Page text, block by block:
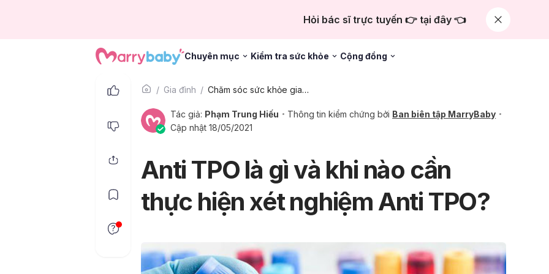
Hỏi bác sĩ trực tuyến 👉 tại đây 👈
Chuyên mục Kiểm tra sức khỏe Cộng đồng
Gia đình Chăm sóc sức khỏe gia đình
Tác giả: Phạm Trung Hiếu Thông tin kiểm chứng bởi Ban biên tập MarryBaby
Cập nhật 18/05/2021
Anti TPO là gì và khi nào cần
thực hiện xét nghiệm Anti TPO?